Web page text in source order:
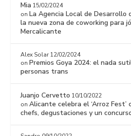
Mia 15/02/2024
on La Agencia Local de Desarrollo
la nueva zona de coworking para
Mercalicante
Alex Solar 12/02/2024
on Premios Goya 2024: el nada
personas trans
Juanjo Cervetto 10/10/2022
onAlicante celebra el ‘Arroz Fest’
chefs, degustaciones y un